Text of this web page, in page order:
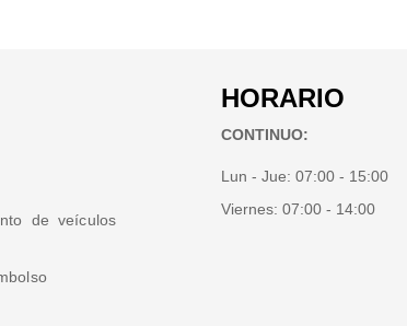
de veículos
HORARIO
CONTINUO:
Lun - Jue:07:00 - 15:00
Viernes:07:00 - 14:00